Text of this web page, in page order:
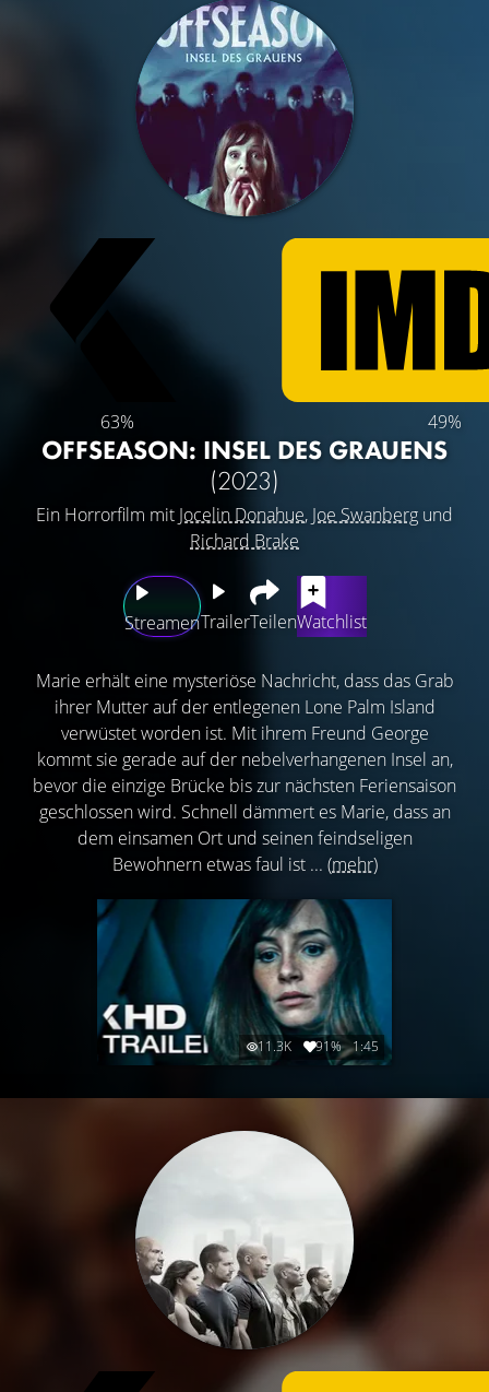
63% 49%
OFFSEASON: INSEL DES GRAUENS
(2023)
Ein Horrorfilm mit Jocelin Donahue, Joe Swanberg und
Richard Brake
StreamenTrailerTeilenWatchlist
Marie erhält eine mysteriöse Nachricht, dass das Grab
ihrer Mutter auf der entlegenen Lone Palm Island
verwüstet worden ist. Mit ihrem Freund George
kommt sie gerade auf der nebelverhangenen Insel an,
bevor die einzige Brücke bis zur nächsten Feriensaison
geschlossen wird. Schnell dämmert es Marie, dass an
dem einsamen Ort und seinen feindseligen
Bewohnern etwas faul ist ... (mehr)
11.3K 91% 1:45